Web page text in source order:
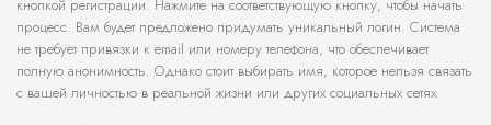
кнопкой регистрации. Нажмите на соответствующую кнопку, чтобы начать
процесс. Вам будет предложено придумать уникальный логин. Система
не требует привязки к email или номеру телефона, что обеспечивает
полную анонимность. Однако стоит выбирать имя, которое нельзя связать
с вашей личностью в реальной жизни или других социальных сетях.